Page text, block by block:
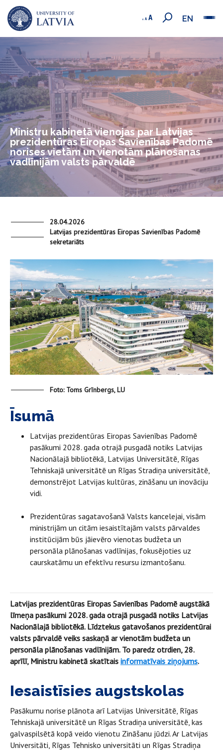
EN
Ministru kabinetā vienojas par Latvijas
prezidentūras Eiropas Savienības Padomē
norises vietām un vienotām plānošanas
vadlīnijām valsts pārvaldē
28.04.2026
Latvijas prezidentūras Eiropas Savienības Padomē
sekretariāts
Foto: Toms Grīnbergs, LU
Īsumā
Latvijas prezidentūras Eiropas Savienības Padomē
pasākumi 2028. gada otrajā pusgadā notiks Latvijas
Nacionālajā bibliotēkā, Latvijas Universitātē, Rīgas
Tehniskajā universitātē un Rīgas Stradiņa universitātē,
demonstrējot Latvijas kultūras, zināšanu un inovāciju
vidi.
Prezidentūras sagatavošanā Valsts kancelejai, visām
ministrijām un citām iesaistītajām valsts pārvaldes
institūcijām būs jāievēro vienotas budžeta un
personāla plānošanas vadlīnijas, fokusējoties uz
caurskatāmu un efektīvu resursu izmantošanu.
Latvijas prezidentūras Eiropas Savienības Padomē augstākā
līmeņa pasākumi 2028. gada otrajā pusgadā notiks Latvijas
Nacionālajā bibliotēkā. Līdztekus gatavošanos prezidentūrai
valsts pārvaldē veiks saskaņā ar vienotām budžeta un
personāla plānošanas vadlīnijām. To paredz otrdien, 28.
aprīlī, Ministru kabinetā skatītais informatīvais ziņojums.
Iesaistīsies augstskolas
Pasākumu norise plānota arī Latvijas Universitātē, Rīgas
Tehniskajā universitātē un Rīgas Stradiņa universitātē, kas
galvaspilsētā kopā veido vienotu Zināšanu jūdzi. Ar Latvijas
Universitāti, Rīgas Tehnisko universitāti un Rīgas Stradiņa